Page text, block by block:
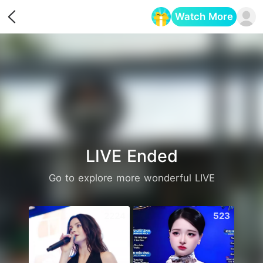
Watch More
LIVE Ended
Go to explore more wonderful LIVE
523